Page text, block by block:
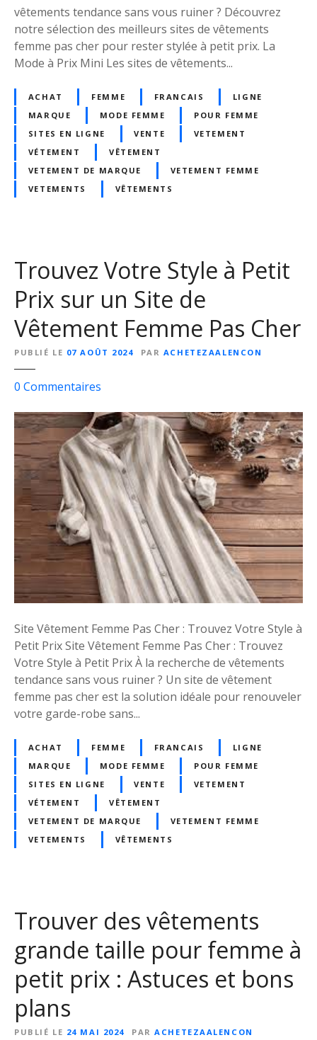
o
k
É
l
g
a
n
s
a
n
R
i
n
e
r
i
x
s
u
u
n
S
t
m
e
n
t
m
e
P
a
s
C
h
e
r
vêtements tendance sans vous ruiner ? Découvrez
notre sélection des meilleurs sites de vêtements
femme pas cher pour rester stylée à petit prix. La
Mode à Prix Mini Les sites de vêtements...
ACHAT FEMME FRANCAIS
LIGNE
MARQUE
MODE FEMME
POUR FEMME
SITES EN LIGNE
VENTE
VETEMENT
VÉTEMENT
VÊTEMENT
VETEMENT DE MARQUE
VETEMENT FEMME
VETEMENTS
VÊTEMENTS
Trouvez Votre Style à Petit
Prix sur un Site de
Vêtement Femme Pas Cher
PUBLIÉ LE 07 AOÛT 2024 PAR ACHETEZAALENCON
0 Commentaires
r
T
r
o
u
v
e
z
V
o
t
r
e
S
t
y
l
e
P
e
P
r
r
u
n
S
e
Site Vêtement Femme Pas Cher : Trouvez Votre Style à
Petit Prix Site Vêtement Femme Pas Cher : Trouvez
Votre Style à Petit Prix À la recherche de vêtements
tendance sans vous ruiner ? Un site de vêtement
femme pas cher est la solution idéale pour renouveler
votre garde-robe sans...
ACHAT FEMME FRANCAIS
LIGNE
MARQUE
MODE FEMME
POUR FEMME
SITES EN LIGNE
VENTE
VETEMENT
VÉTEMENT
VÊTEMENT
VETEMENT DE MARQUE
VETEMENT FEMME
VETEMENTS
VÊTEMENTS
Trouver des vêtements
grande taille pour femme à
petit prix : Astuces et bons
plans
PUBLIÉ LE 24 MAI 2024 PAR ACHETEZAALENCON